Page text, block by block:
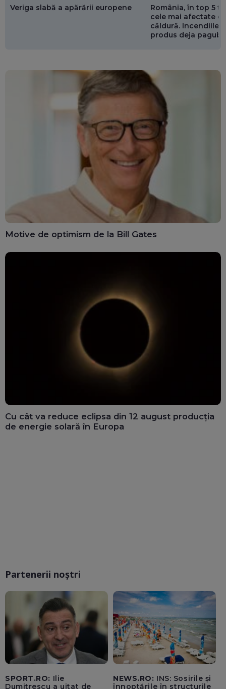
Veriga slabă a apărării europene
România, în top 5
cele mai afectate
căldură. Incendiile
produs deja
Motive de optimism de la Bill Gates
Cu cât va reduce eclipsa din 12 august producția
de energie solară în Europa
Partenerii noștri
SPORT.RO: Ilie
Dumitrescu a uitat de
NEWS.RO: INS: Sosirile și
înnoptările în structurile